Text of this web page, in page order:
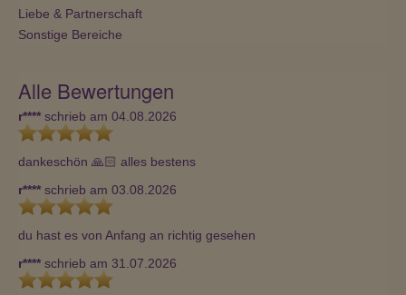
Liebe & Partnerschaft
Sonstige Bereiche
Alle Bewertungen
r**** schrieb am 04.08.2026
dankeschön 🙏🏻 alles bestens
r**** schrieb am 03.08.2026
du hast es von Anfang an richtig gesehen
r**** schrieb am 31.07.2026